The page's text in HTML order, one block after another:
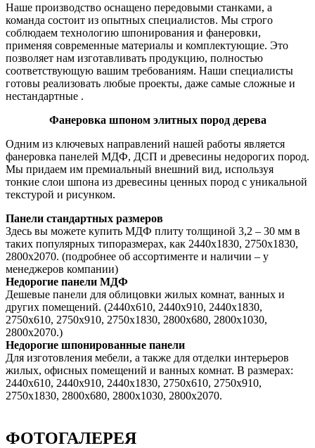
Наше производство оснащено передовыми станками, а
команда состоит из опытных специалистов. Мы строго
соблюдаем технологию шпонирования и фанеровки,
применяя современные материалы и комплектующие. Это
позволяет нам изготавливать продукцию, полностью
соответствующую вашим требованиям. Наши специалисты
готовы реализовать любые проекты, даже самые сложные и
нестандартные .
Фанеровка шпоном элитных пород дерева
Одним из ключевых направлений нашей работы является
фанеровка панелей МДФ, ДСП и древесины недорогих пород.
Мы придаем им премиальный внешний вид, используя
тонкие слои шпона из древесины ценных пород с уникальной
текстурой и рисунком.
Панели стандартных размеров
Здесь вы можете купить МДФ плиту толщиной 3,2 – 30 мм в
таких популярных типоразмерах, как 2440х1830, 2750х1830,
2800х2070. (подробнее об ассортименте и наличии – у
менеджеров компании)
Недорогие панели МДФ
Дешевые панели для облицовки жилых комнат, ванных и
других помещений. (2440х610, 2440х910, 2440х1830,
2750х610, 2750х910, 2750х1830, 2800х680, 2800х1030,
2800х2070.)
Недорогие шпонированные панели
Для изготовления мебели, а также для отделки интерьеров
жилых, офисных помещений и ванных комнат. В размерах:
2440х610, 2440х910, 2440х1830, 2750х610, 2750х910,
2750х1830, 2800х680, 2800х1030, 2800х2070.
ФОТОГАЛЕРЕЯ